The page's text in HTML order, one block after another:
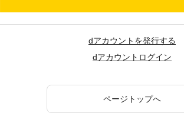
dアカウントを発行する
dアカウントログイン
ページトップへ